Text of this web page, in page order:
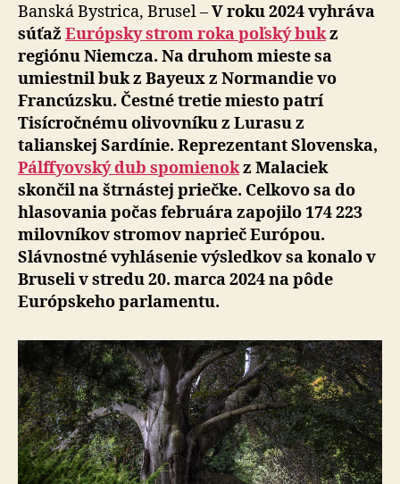
Banská Bystrica, Brusel –V roku 2024 vyhráva
súťaž Európsky strom roka poľský bukz
regiónu Niemcza. Na druhom mieste sa
umiestnil buk z Bayeux z Normandie vo
Francúzsku. Čestné tretie miesto patrí
Tisícročnému olivovníku z Lurasu z
talianskej Sardínie. Reprezentant Slovenska,
Pálffyovský dub spomienokz Malaciek
skončil na štrnástej priečke. Celkovo sa do
hlasovania počas februára zapojilo 174 223
milovníkov stromov naprieč Európou.
Slávnostné vyhlásenie výsledkov sa konalo v
Bruseli v stredu 20. marca 2024 na pôde
Európskeho parlamentu.